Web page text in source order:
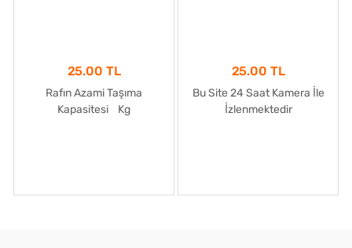
25.00 TL
Rafın Azami Taşıma
Kapasitesi Kg
25.00 TL
Bu Site 24 Saat Kamera İle
İzlenmektedir